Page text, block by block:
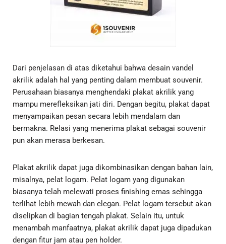
Dari penjelasan di atas diketahui bahwa desain vandel
akrilik adalah hal yang penting dalam membuat souvenir.
Perusahaan biasanya menghendaki plakat akrilik yang
mampu merefleksikan jati diri. Dengan begitu, plakat dapat
menyampaikan pesan secara lebih mendalam dan
bermakna. Relasi yang menerima plakat sebagai souvenir
pun akan merasa berkesan.
Plakat akrilik dapat juga dikombinasikan dengan bahan lain,
misalnya, pelat logam. Pelat logam yang digunakan
biasanya telah melewati proses finishing emas sehingga
terlihat lebih mewah dan elegan. Pelat logam tersebut akan
diselipkan di bagian tengah plakat. Selain itu, untuk
menambah manfaatnya, plakat akrilik dapat juga dipadukan
dengan fitur jam atau pen holder.